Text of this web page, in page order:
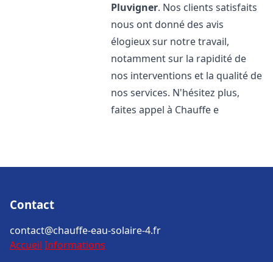
Pluvigner. Nos clients satisfaits
nous ont donné des avis
élogieux sur notre travail,
notamment sur la rapidité de
nos interventions et la qualité de
nos services. N'hésitez plus,
faites appel à Chauffe e
Contact
contact@chauffe-eau-solaire-4.fr
Accueil Informations